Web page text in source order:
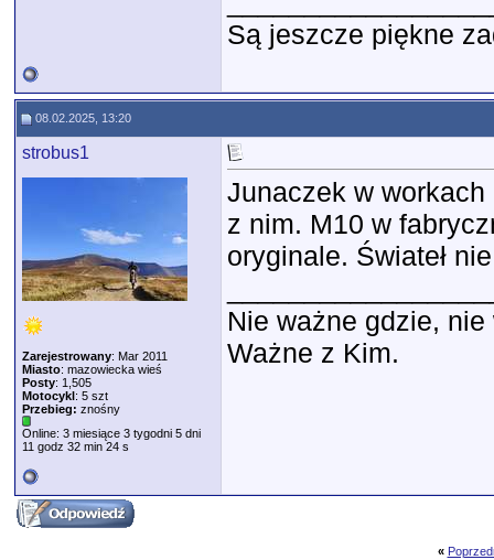
Są jeszcze piękne
08.02.2025, 13:20
strobus1
Zarejestrowany: Mar 2011
Miasto: mazowiecka wieś
Posty: 1,505
Motocykl: 5 szt
Przebieg: znośny
Online: 3 miesiące 3 tygodni 5 dni
11 godz 32 min 24 s
Junaczek w workach
z nim. M10 w
oryginale. Świateł
Nie ważne gdzie,
Ważne z Kim.
«